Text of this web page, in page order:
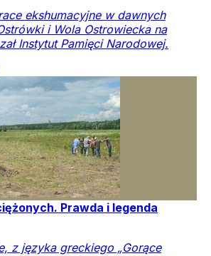
ekshumacyjne w dawnych
i Wola Ostrowiecka na
Instytut Pamięci Narodowej.
Prawda i legenda
z języka greckiego „Gorące